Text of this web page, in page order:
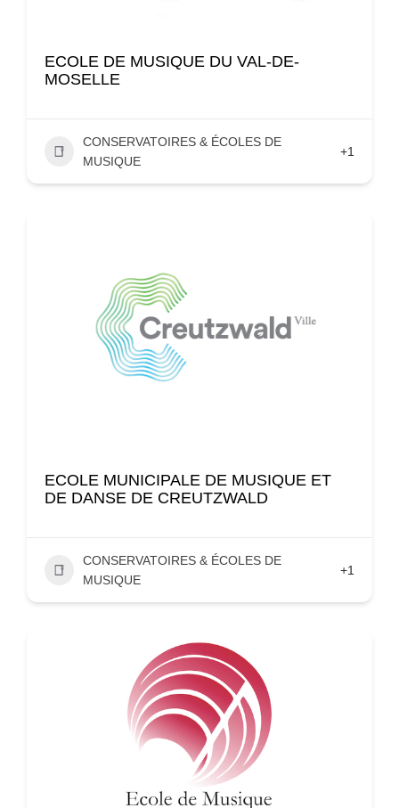
ECOLE DE MUSIQUE DU VAL-DE-
MOSELLE
CONSERVATOIRES & ÉCOLES DE
MUSIQUE
+1
ECOLE MUNICIPALE DE MUSIQUE ET
DE DANSE DE CREUTZWALD
CONSERVATOIRES & ÉCOLES DE
MUSIQUE
+1